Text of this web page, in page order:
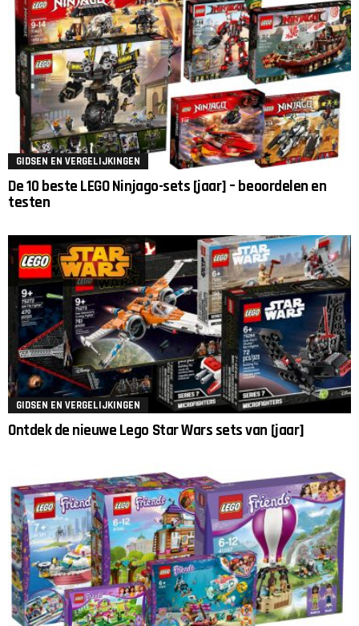
GIDSEN EN VERGELIJKINGEN
De 10 beste LEGO Ninjago-sets [jaar] – beoordelen en
testen
GIDSEN EN VERGELIJKINGEN
Ontdek de nieuwe Lego Star Wars sets van [jaar]